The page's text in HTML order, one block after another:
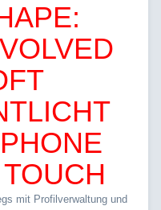
mit Profilverwaltung und